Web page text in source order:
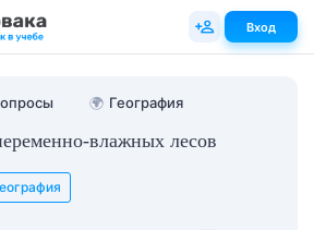
🌍 География
влажных лесов
Вход